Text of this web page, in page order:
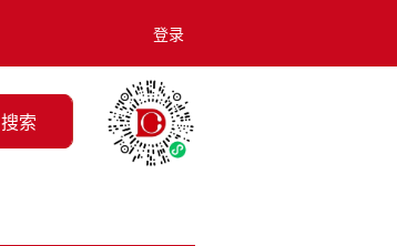
登录
搜索